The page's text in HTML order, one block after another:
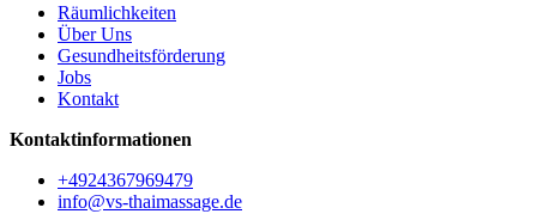
Räumlichkeiten
Über Uns
Gesundheitsförderung
Jobs
Kontakt
Kontaktinformationen
+4924367969479
info@vs-thaimassage.de